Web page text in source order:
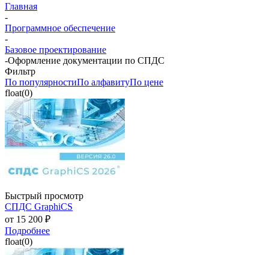
Главная
-
Программное обеспечение
-
Базовое проектирование
-Оформление документации по СПДС
Фильтр
По популярностиПо алфавитуПо цене
float(0)
Быстрый просмотр
СПДС GraphiCS
от 15 200 ₽
Подробнее
float(0)